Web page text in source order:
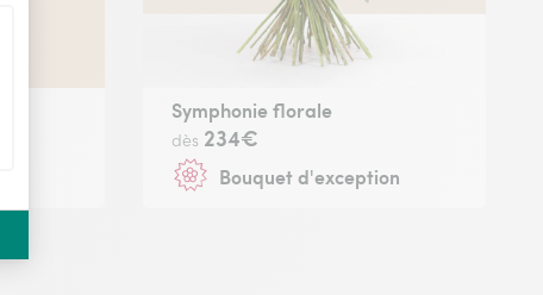
Symphonie florale
dès 234€
Bouquet d'exception